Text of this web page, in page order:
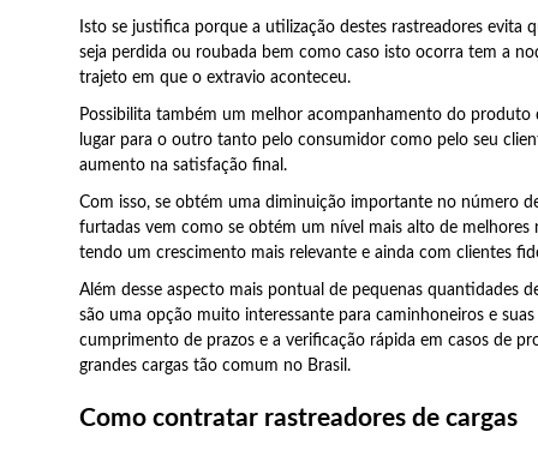
Isto se justifica porque a utilização destes rastreadores evita
seja perdida ou roubada bem como caso isto ocorra tem a
trajeto em que o extravio aconteceu.
Possibilita também um melhor acompanhamento do produto
lugar para o outro tanto pelo consumidor como pelo seu
aumento na satisfação final.
Com isso, se obtém uma diminuição importante no número
furtadas vem como se obtém um nível mais alto de melhores
tendo um crescimento mais relevante e ainda com clientes
Além desse aspecto mais pontual de pequenas quantidades
são uma opção muito interessante para caminhoneiros e
cumprimento de prazos e a verificação rápida em casos de
grandes cargas tão comum no Brasil.
Como contratar rastreadores de cargas